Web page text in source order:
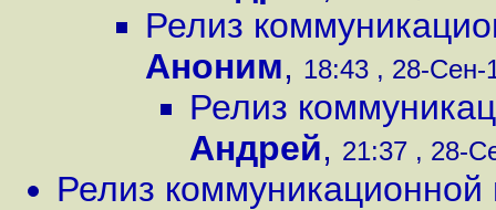
Релиз
Аноним, 18:43 , 28-Сен-
Релиз
Андрей, 21:37 , 28-
Релиз